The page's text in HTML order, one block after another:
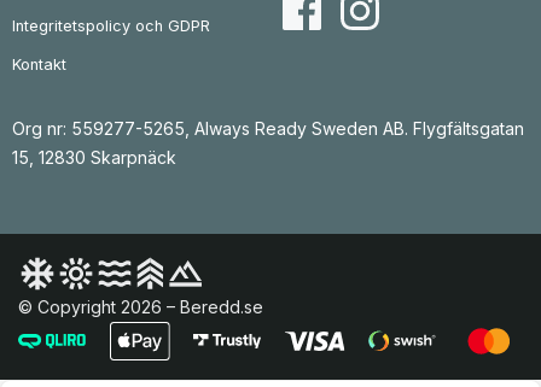
Integritetspolicy och GDPR
Kontakt
Org nr: 559277-5265, Always Ready Sweden AB. Flygfältsgatan
15, 12830 Skarpnäck
© Copyright 2026 – Beredd.se